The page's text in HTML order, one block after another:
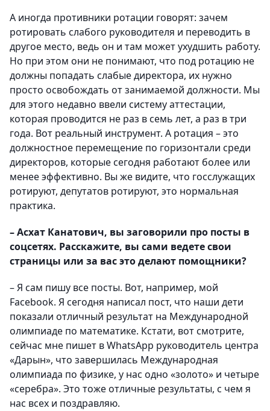
А иногда противники ротации говорят: зачем
ротировать слабого руководителя и переводить в
другое место, ведь он и там может ухудшить работу.
Но при этом они не понимают, что под ротацию не
должны попадать слабые директора, их нужно
просто освобождать от занимаемой должности. Мы
для этого недавно ввели систему аттестации,
которая проводится не раз в семь лет, а раз в три
года. Вот реальный инструмент. А ротация – это
должностное перемещение по горизонтали среди
директоров, которые сегодня работают более или
менее эффективно. Вы же видите, что госслужащих
ротируют, депутатов ротируют, это нормальная
практика.
– Асхат Канатович, вы заговорили про посты в
соцсетях. Расскажите, вы сами ведете свои
страницы или за вас это делают помощники?
– Я сам пишу все посты. Вот, например, мой
Facebook. Я сегодня написал пост, что наши дети
показали отличный результат на Международной
олимпиаде по математике. Кстати, вот смотрите,
сейчас мне пишет в WhatsApp руководитель центра
«Дарын», что завершилась Международная
олимпиада по физике, у нас одно «золото» и четыре
«серебра». Это тоже отличные результаты, с чем я
нас всех и поздравляю.